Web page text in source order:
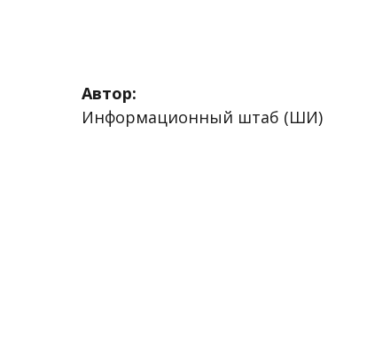
Автор:
Информационный штаб (ШИ)